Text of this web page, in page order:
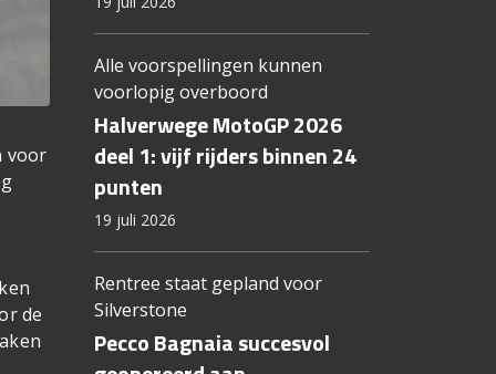
voor
de
Alle voorspellingen kunnen
voorlopig overboord
Halverwege MotoGP 2026
deel 1: vijf rijders binnen 24
punten
19 juli 2026
Rentree staat gepland voor
Silverstone
Pecco Bagnaia succesvol